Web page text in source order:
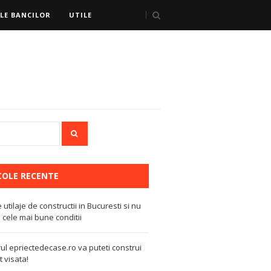
BANCILOR UTILE
RECENTE
utilaje de constructii in Bucuresti si nu
cele mai bune conditii
epriectedecase.ro va puteti construi
visata!